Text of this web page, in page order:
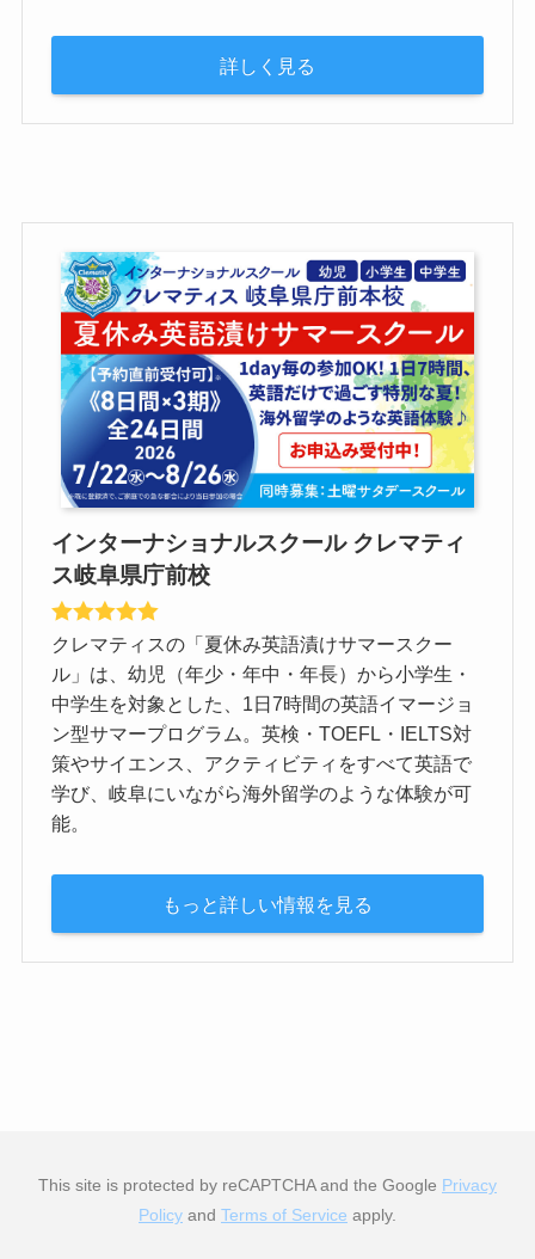
詳しく見る
インターナショナルスクール クレマティ
ス岐阜県庁前校
クレマティスの「夏休み英語漬けサマースクー
ル」は、幼児（年少・年中・年長）から小学生・
中学生を対象とした、1日7時間の英語イマージョ
ン型サマープログラム。英検・TOEFL・IELTS対
策やサイエンス、アクティビティをすべて英語で
学び、岐阜にいながら海外留学のような体験が可
能。
もっと詳しい情報を見る
This site is protected by reCAPTCHA and the Google Privacy
Policy and Terms of Service apply.